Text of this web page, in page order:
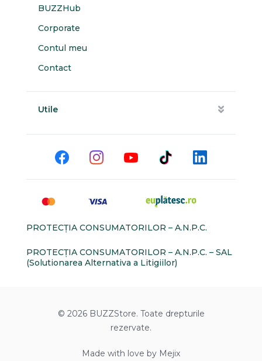
BUZZHub
Corporate
Contul meu
Contact
Utile
PROTECŢIA CONSUMATORILOR – A.N.P.C.
PROTECŢIA CONSUMATORILOR – A.N.P.C. – SAL
(Solutionarea Alternativa a Litigiilor)
© 2026 BUZZStore. Toate drepturile
rezervate.
Made with love by Mejix